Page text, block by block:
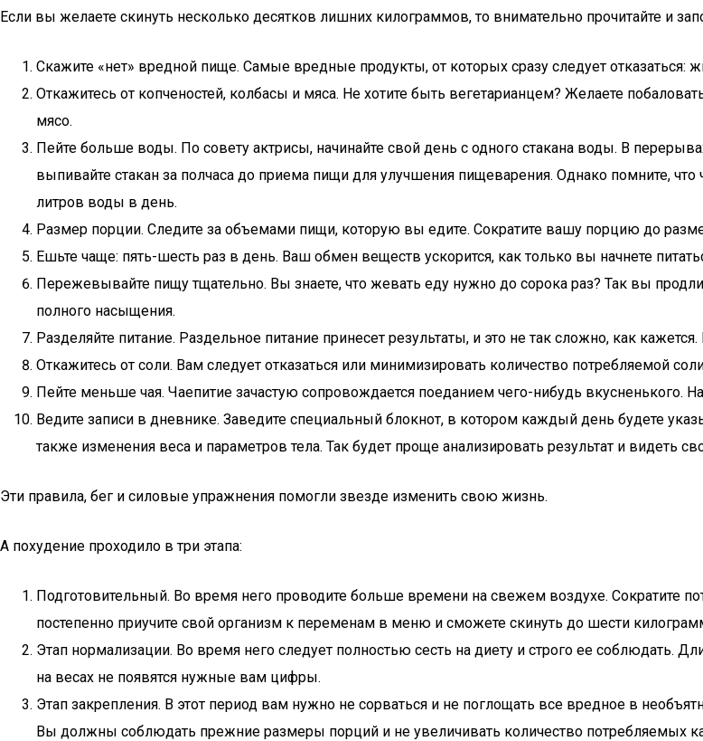
Если вы желаете скинуть несколько десятков лишних килограммов, то внимательно прочитайте и
Скажите «нет» вредной пище. Самые вредные продукты, от которых сразу следует отказаться:
Откажитесь от копченостей, колбасы и мяса. Не хотите быть вегетарианцем? Желаете
мясо.
Пейте больше воды. По совету актрисы, начинайте свой день с одного стакана воды. В
выпивайте стакан за полчаса до приема пищи для улучшения пищеварения. Однако помните,
литров воды в день.
Размер порции. Следите за объемами пищи, которую вы едите. Сократите вашу порцию до
Ешьте чаще: пять-шесть раз в день. Ваш обмен веществ ускорится, как только вы начнете
Пережевывайте пищу тщательно. Вы знаете, что жевать еду нужно до сорока раз? Так вы
полного насыщения.
Разделяйте питание. Раздельное питание принесет результаты, и это не так сложно, как
Откажитесь от соли. Вам следует отказаться или минимизировать количество потребляемой
Пейте меньше чая. Чаепитие зачастую сопровождается поеданием чего-нибудь вкусненького.
Ведите записи в дневнике. Заведите специальный блокнот, в котором каждый день будете
также изменения веса и параметров тела. Так будет проще анализировать результат и видеть
Эти правила, бег и силовые упражнения помогли звезде изменить свою жизнь.
А похудение проходило в три этапа:
Подготовительный. Во время него проводите больше времени на свежем воздухе. Сократите
постепенно приучите свой организм к переменам в меню и сможете скинуть до шести
Этап нормализации. Во время него следует полностью сесть на диету и строго ее соблюдать.
на весах не появятся нужные вам цифры.
Этап закрепления. В этот период вам нужно не сорваться и не поглощать все вредное в
Вы должны соблюдать прежние размеры порций и не увеличивать количество потребляемых